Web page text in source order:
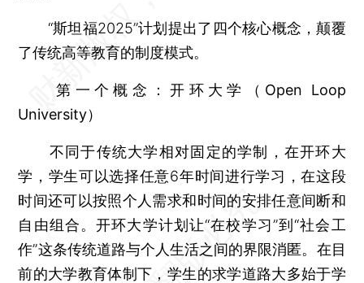
“斯坦福2025”计划提出了四个核心概念，颠覆
了传统高等教育的制度模式。
第一个概念：开环大学（Open Loop
University）
不同于传统大学相对固定的学制，在开环大
学，学生可以选择任意6年时间进行学习，在这段
时间还可以按照个人需求和时间的安排任意间断和
自由组合。开环大学计划让“在校学习”到“社会工
作”这条传统道路与个人生活之间的界限消匿。在目
前的大学教育体制下，学生的求学道路大多始于学